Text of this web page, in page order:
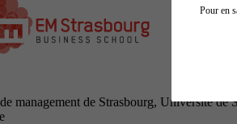
management de Strasbourg, Université de
Pour en